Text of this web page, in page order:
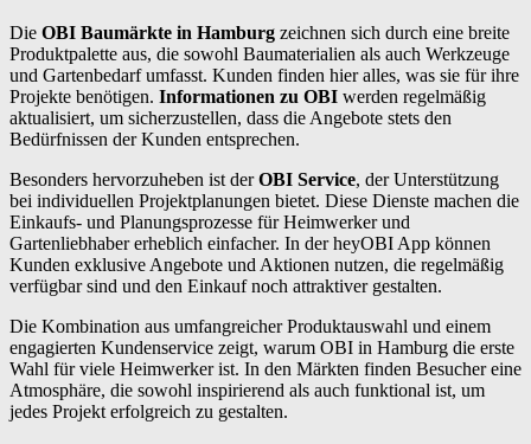
Die OBI Baumärkte in Hamburg zeichnen sich durch eine breite
Produktpalette aus, die sowohl Baumaterialien als auch Werkzeuge
und Gartenbedarf umfasst. Kunden finden hier alles, was sie für ihre
Projekte benötigen. Informationen zu OBI werden regelmäßig
aktualisiert, um sicherzustellen, dass die Angebote stets den
Bedürfnissen der Kunden entsprechen.
Besonders hervorzuheben ist derOBI Service, der Unterstützung
bei individuellen Projektplanungen bietet. Diese Dienste machen die
Einkaufs- und Planungsprozesse für Heimwerker und
Gartenliebhaber erheblich einfacher. In der heyOBI App können
Kunden exklusive Angebote und Aktionen nutzen, die regelmäßig
verfügbar sind und den Einkauf noch attraktiver gestalten.
Die Kombination aus umfangreicher Produktauswahl und einem
engagierten Kundenservice zeigt, warum OBI in Hamburg die erste
Wahl für viele Heimwerker ist. In den Märkten finden Besucher eine
Atmosphäre, die sowohl inspirierend als auch funktional ist, um
jedes Projekt erfolgreich zu gestalten.